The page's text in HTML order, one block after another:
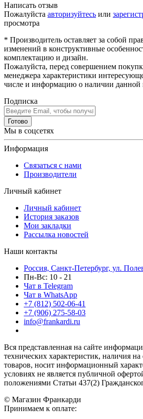
Написать отзыв
Пожалуйста авторизуйтесь или
просмотра
* Производитель оставляет за собой
изменений в конструктивные
комплектацию и дизайн.
Пожалуйста, перед совершением
менеджера характеристики
числе и информацию о наличии данной
Подписка
Готово
Мы в соцсетях
Информация
Связаться с нами
Производители
Личный кабинет
Личный кабинет
История заказов
Мои закладки
Рассылка новостей
Наши контакты
Россия, Санкт-Петербург, ул.
Пн-Вс: 10 - 21
Чат в Telegram
Чат в WhatsApp
+7 (812) 502-06-41
+7 (906) 275-58-03
info@frankardi.ru
Вся представленная на сайте
технических характеристик, наличия на
товаров, носит информационный
условиях не является публичной
положениями Статьи 437(2)
© Магазин Франкарди
Принимаем к оплате: